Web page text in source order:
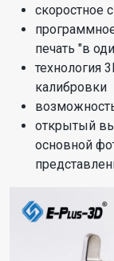
скоростное
печать "в
технология
калибровки
открытый
основной